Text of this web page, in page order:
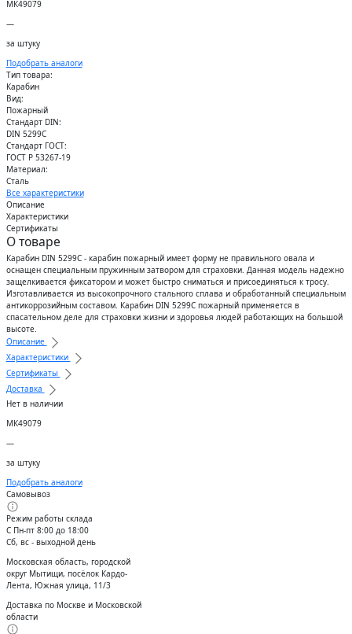
МК49079
—
за штуку
Подобрать аналоги
Тип товара:
Карабин
Вид:
Пожарный
Стандарт DIN:
DIN 5299C
Стандарт ГОСТ:
ГОСТ Р 53267-19
Материал:
Сталь
Все характеристики
Описание
Характеристики
Сертификаты
О товаре
Карабин DIN 5299C - карабин пожарный имеет форму не правильного овала и
оснащен специальным пружинным затвором для страховки. Данная модель надежно
защелкивается фиксатором и может быстро сниматься и присоединяться к тросу.
Изготавливается из высокопрочного стального сплава и обработанный специальным
антикоррозийным составом. Карабин DIN 5299C пожарный применяется в
спасательном деле для страховки жизни и здоровья людей работающих на большой
высоте.
Описание
Характеристики
Сертификаты
Доставка
Нет в наличии
МК49079
—
за штуку
Подобрать аналоги
Самовывоз
Режим работы склада
С Пн-пт 8:00 до 18:00
Сб, вс - выходной день
Московская область, городской
округ Мытищи, посёлок Кардо-
Лента, Южная улица, 11/3
Доставка по Москве и Московской
области